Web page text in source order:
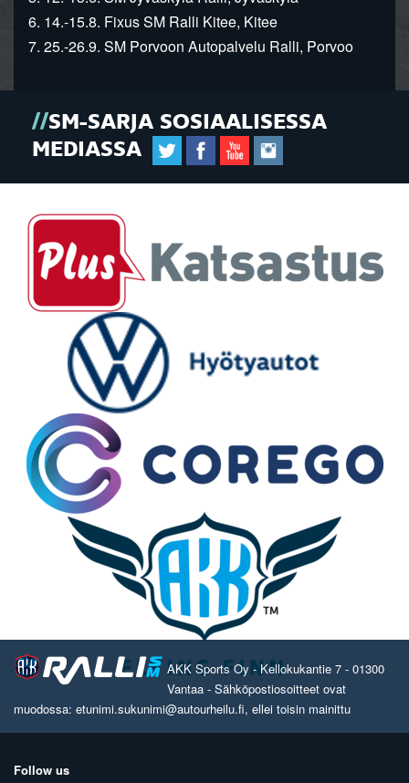
6. 14.-15.8. Fixus SM Ralli Kitee, Kitee
7. 25.-26.9. SM Porvoon Autopalvelu Ralli, Porvoo
SM-SARJA SOSIAALISESSA
MEDIASSA
AKK Sports Oy - Kellokukantie 7 - 01300
Vantaa - Sähköpostiosoitteet ovat
muodossa: etunimi.sukunimi@autourheilu.fi, ellei toisin mainittu
Follow us